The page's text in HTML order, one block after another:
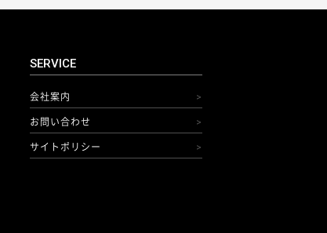
SERVICE
会社案内 >
お問い合わせ >
サイトポリシー >